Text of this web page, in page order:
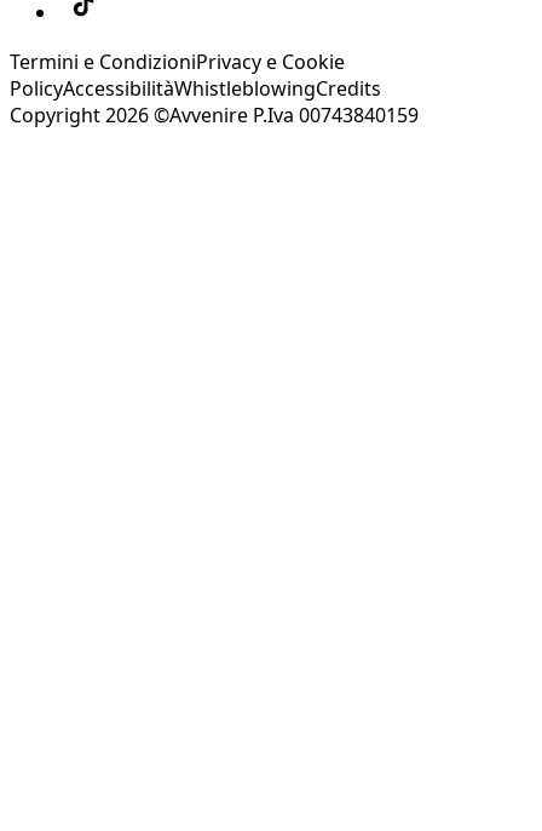
Termini e CondizioniPrivacy e Cookie
PolicyAccessibilitàWhistleblowingCredits
Copyright 2026 ©Avvenire P.Iva 00743840159